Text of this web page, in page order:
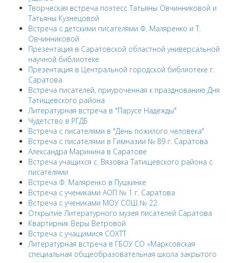
Творческая встреча поэтесс Татьяны Овчинниковой и
Татьяны Кузнецовой
Встреча с детскими писателями Ф. Маляренко и Т.
Овчинниковой
Презентация в Саратовской областной универсальной
научной библиотеке
Презентация в Центральной городской библиотеке г.
Саратова
Встреча писателей, приуроченная к празднованию Дня
Татищевского района
Литературная встреча в "Парусе Надежды"
Чудетство в РГДБ
Встреча с писателями в "День пожилого человека"
Встреча с писателями в Гимназии № 89 г. Саратова
Александра Маринина в Саратове
Встреча учащихся с. Вязовка Татищевского района с
писателями
Встреча Ф. Маляренко в Пушкинке
Встреча с учениками АОП № 1 г. Саратова
Встреча с учениками МОУ СОШ № 22
Открытие Литературного музея писателей Саратова
Квартирник Веры Ветровой
Встреча с учащимися СОХТТ
Литературная встреча в ГБОУ СО «Марксовская
специальная общеобразовательная школа закрытого